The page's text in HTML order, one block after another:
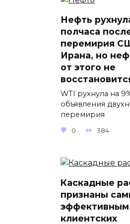
Нефть
полчаса
перемирия
Ирана, но
от этого не
WTI рухнула на
объявления
перемирия
0 384
Каскадные
признаны
эффективным
клиентских